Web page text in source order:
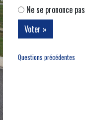
Ne se prononce pas
Questions précédentes